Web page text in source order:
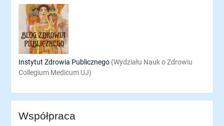
Instytut Zdrowia Publicznego(Wydziału Nauk o Zdrowiu
Collegium Medicum UJ)
Współpraca